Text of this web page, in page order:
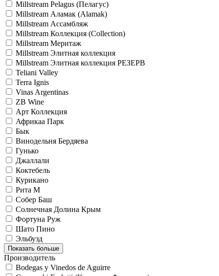
Millstream Pelagus (Пелагус)
Millstream Аламак (Alamak)
Millstream Ассамбляж
Millstream Коллекция (Collection)
Millstream Меритаж
Millstream Элитная коллекция
Millstream Элитная коллекция РЕЗЕРВ
Teliani Valley
Terra Ignis
Vinas Argentinas
ZB Wine
Арт Коллекция
Африкаа Парк
Бык
Винодельня Бердяева
Гунько
Джаллали
Коктебель
Курикано
Рита М
Собер Баш
Солнечная Долина Крым
Фортуна Руж
Шато Пино
Эльбузд
Показать больше
Производитель
Bodegas y Vinedos de Aguirre